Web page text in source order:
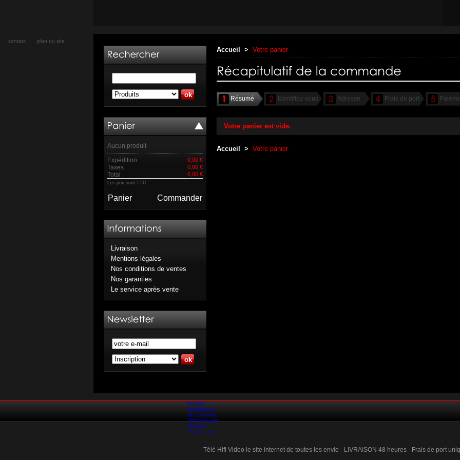
contact plan du site
Aucun produit
Expédition
0,00 €
Taxes 0,00 €
Total 0,00 €
Les prix sont TTC
Panier Commander
Livraison
Mentions légales
Nos conditions de ventes
Nos garanties
Le service après vente
Accueil > Votre panier
Résumé Identifiez-vous Adresse Frais de port
Votre panier est vide.
Accueil > Votre panier
Accueil
Promotions
Nos produits
Nos marques
Contact
Plan du site
Télé Hifi Video le site internet de toutes les envie - LIVRAISON 48 heures - Frais de port